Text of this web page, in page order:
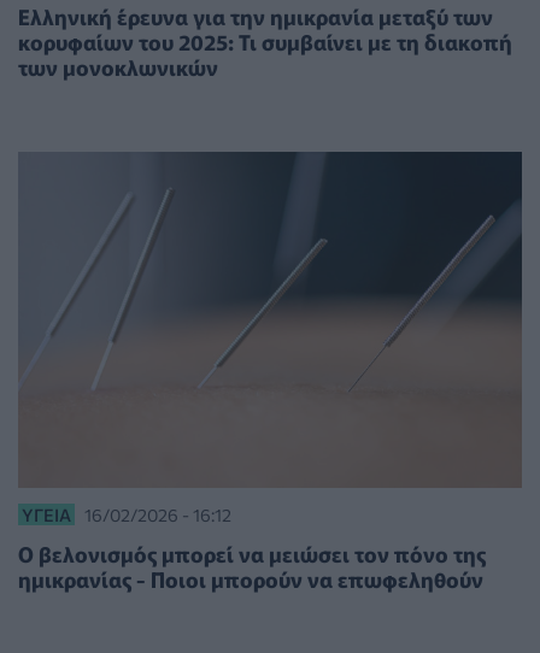
Ελληνική έρευνα για την ημικρανία μεταξύ των
κορυφαίων του 2025: Τι συμβαίνει με τη διακοπή
των μονοκλωνικών
ΥΓΕΊΑ 16/02/2026 - 16:12
Ο βελονισμός μπορεί να μειώσει τον πόνο της
ημικρανίας - Ποιοι μπορούν να επωφεληθούν